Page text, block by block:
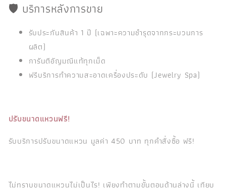
🛡️ บริการหลังการขาย
รับประกันสินค้า 1 ปี (เฉพาะความชำรุดจากกระบวนการ
ผลิต)
การันตีอัญมณีแท้ทุกเม็ด
ฟรีบริการทำความสะอาดเครื่องประดับ (Jewelry Spa)
ปรับขนาดแหวนฟรี!
รับบริการปรับขนาดแหวน มูลค่า 450 บาท ทุกคำสั่งซื้อ ฟรี!
ไม่ทราบขนาดแหวนไม่เป็นไร! เพียงทำตามขั้นตอนด้านล่างนี้ เทียบ